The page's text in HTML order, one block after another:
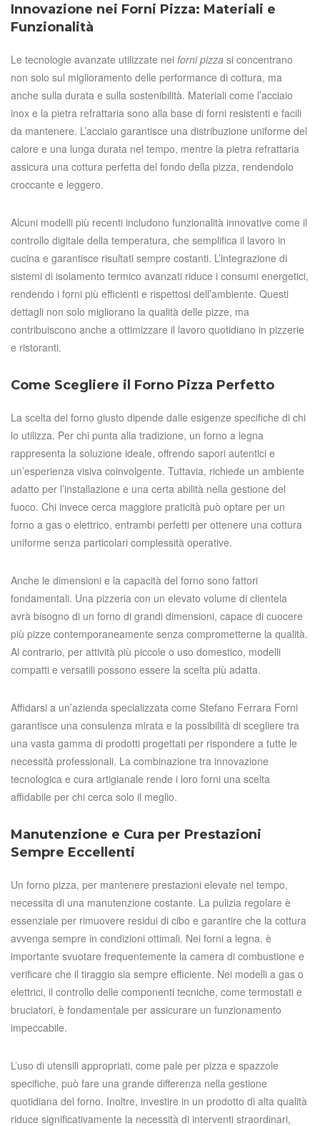
Innovazione nei Forni Pizza: Materiali e
Funzionalità
Le tecnologie avanzate utilizzate nei forni pizza si concentrano
non solo sul miglioramento delle performance di cottura, ma
anche sulla durata e sulla sostenibilità. Materiali come l’acciaio
inox e la pietra refrattaria sono alla base di forni resistenti e facili
da mantenere. L’acciaio garantisce una distribuzione uniforme del
calore e una lunga durata nel tempo, mentre la pietra refrattaria
assicura una cottura perfetta del fondo della pizza, rendendolo
croccante e leggero.
Alcuni modelli più recenti includono funzionalità innovative come il
controllo digitale della temperatura, che semplifica il lavoro in
cucina e garantisce risultati sempre costanti. L’integrazione di
sistemi di isolamento termico avanzati riduce i consumi energetici,
rendendo i forni più efficienti e rispettosi dell’ambiente. Questi
dettagli non solo migliorano la qualità delle pizze, ma
contribuiscono anche a ottimizzare il lavoro quotidiano in pizzerie
e ristoranti.
Come Scegliere il Forno Pizza Perfetto
La scelta del forno giusto dipende dalle esigenze specifiche di chi
lo utilizza. Per chi punta alla tradizione, un forno a legna
rappresenta la soluzione ideale, offrendo sapori autentici e
un’esperienza visiva coinvolgente. Tuttavia, richiede un ambiente
adatto per l’installazione e una certa abilità nella gestione del
fuoco. Chi invece cerca maggiore praticità può optare per un
forno a gas o elettrico, entrambi perfetti per ottenere una cottura
uniforme senza particolari complessità operative.
Anche le dimensioni e la capacità del forno sono fattori
fondamentali. Una pizzeria con un elevato volume di clientela
avrà bisogno di un forno di grandi dimensioni, capace di cuocere
più pizze contemporaneamente senza comprometterne la qualità.
Al contrario, per attività più piccole o uso domestico, modelli
compatti e versatili possono essere la scelta più adatta.
Affidarsi a un’azienda specializzata come Stefano Ferrara Forni
garantisce una consulenza mirata e la possibilità di scegliere tra
una vasta gamma di prodotti progettati per rispondere a tutte le
necessità professionali. La combinazione tra innovazione
tecnologica e cura artigianale rende i loro forni una scelta
affidabile per chi cerca solo il meglio.
Manutenzione e Cura per Prestazioni
Sempre Eccellenti
Un forno pizza, per mantenere prestazioni elevate nel tempo,
necessita di una manutenzione costante. La pulizia regolare è
essenziale per rimuovere residui di cibo e garantire che la cottura
avvenga sempre in condizioni ottimali. Nei forni a legna, è
importante svuotare frequentemente la camera di combustione e
verificare che il tiraggio sia sempre efficiente. Nei modelli a gas o
elettrici, il controllo delle componenti tecniche, come termostati e
bruciatori, è fondamentale per assicurare un funzionamento
impeccabile.
L’uso di utensili appropriati, come pale per pizza e spazzole
specifiche, può fare una grande differenza nella gestione
quotidiana del forno. Inoltre, investire in un prodotto di alta qualità
riduce significativamente la necessità di interventi straordinari,